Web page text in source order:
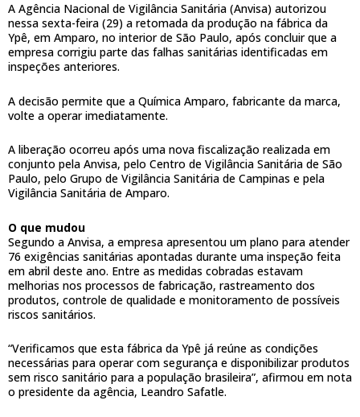
A Agência Nacional de Vigilância Sanitária (Anvisa) autorizou
nessa sexta-feira (29) a retomada da produção na fábrica da
Ypê, em Amparo, no interior de São Paulo, após concluir que a
empresa corrigiu parte das falhas sanitárias identificadas em
inspeções anteriores.
A decisão permite que a Química Amparo, fabricante da marca,
volte a operar imediatamente.
A liberação ocorreu após uma nova fiscalização realizada em
conjunto pela Anvisa, pelo Centro de Vigilância Sanitária de São
Paulo, pelo Grupo de Vigilância Sanitária de Campinas e pela
Vigilância Sanitária de Amparo.
O que mudou
Segundo a Anvisa, a empresa apresentou um plano para atender
76 exigências sanitárias apontadas durante uma inspeção feita
em abril deste ano. Entre as medidas cobradas estavam
melhorias nos processos de fabricação, rastreamento dos
produtos, controle de qualidade e monitoramento de possíveis
riscos sanitários.
“Verificamos que esta fábrica da Ypê já reúne as condições
necessárias para operar com segurança e disponibilizar produtos
sem risco sanitário para a população brasileira”, afirmou em nota
o presidente da agência, Leandro Safatle.